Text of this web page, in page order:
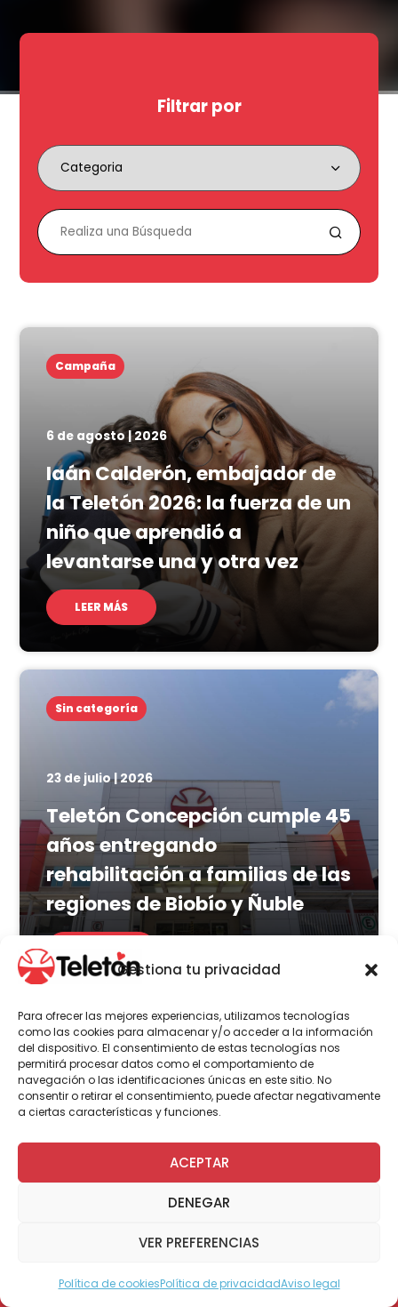
Gestiona tu privacidad
Para ofrecer las mejores experiencias, utilizamos tecnologías
como las cookies para almacenar y/o acceder a la información
del dispositivo. El consentimiento de estas tecnologías nos
permitirá procesar datos como el comportamiento de
navegación o las identificaciones únicas en este sitio. No
consentir o retirar el consentimiento, puede afectar negativamente
a ciertas características y funciones.
ACEPTAR
DENEGAR
VER PREFERENCIAS
Política de cookiesPolítica de privacidadAviso legal
Filtrar por
Campaña
6 de agosto | 2026
Iaán Calderón, embajador de
la Teletón 2026: la fuerza de un
niño que aprendió a
levantarse una y otra vez
LEER MÁS
Sin categoría
23 de julio | 2026
Teletón Concepción cumple 45
años entregando
rehabilitación a familias de las
regiones de Biobío y Ñuble
LEER MÁS
Actualidad Voluntariado
23 de julio | 2026
Programa Abre: Voluntariado
de Teletón mejoró
viviendas a nivel nacional
LEER MÁS Modo Accesible